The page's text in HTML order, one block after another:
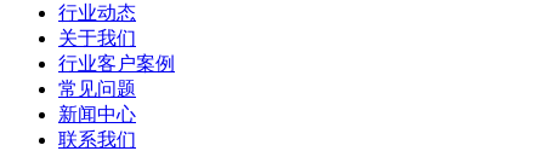
行业动态
关于我们
行业客户案例
常见问题
新闻中心
联系我们